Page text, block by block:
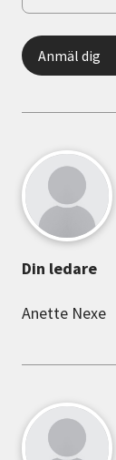
Anmäl dig
Din ledare
Anette Nexe